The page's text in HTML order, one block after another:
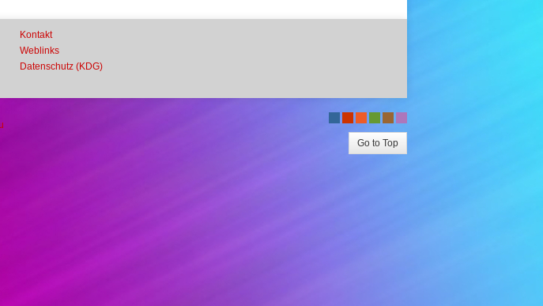
Kontakt
Weblinks
Datenschutz (KDG)
Go to Top